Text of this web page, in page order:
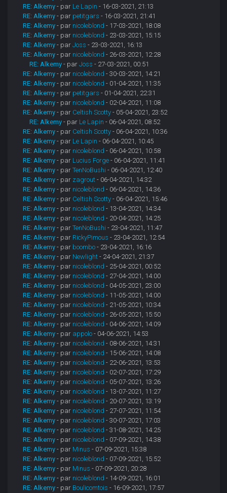
RE: Alkemy - par Le Lapin - 16-03-2021, 21:13
RE: Alkemy - par petitgars - 16-03-2021, 21:41
RE: Alkemy - par nicoleblond - 17-03-2021, 18:08
RE: Alkemy - par nicoleblond - 23-03-2021, 15:15
RE: Alkemy - parJoss - 23-03-2021, 16:13
RE: Alkemy - par nicoleblond - 26-03-2021, 12:28
RE: Alkemy - parJoss - 27-03-2021, 00:51
RE: Alkemy - par nicoleblond - 30-03-2021, 14:21
RE: Alkemy - par nicoleblond - 01-04-2021, 11:35
RE: Alkemy - par petitgars - 01-04-2021, 22:31
RE: Alkemy - par nicoleblond - 02-04-2021, 11:08
RE: Alkemy - par Celtish Scotty - 05-04-2021, 23:52
RE: Alkemy - par Le Lapin - 06-04-2021, 08:52
RE: Alkemy - par Celtish Scotty - 06-04-2021, 10:36
RE: Alkemy - par Le Lapin - 06-04-2021, 10:45
RE: Alkemy - par nicoleblond - 06-04-2021, 10:58
RE: Alkemy - par Lucius Forge - 06-04-2021, 11:41
RE: Alkemy - parTenNoBushi - 06-04-2021, 12:40
RE: Alkemy - par zagrout - 06-04-2021, 14:32
RE: Alkemy - par nicoleblond - 06-04-2021, 14:36
RE: Alkemy - par Celtish Scotty - 06-04-2021, 15:46
RE: Alkemy - par nicoleblond - 13-04-2021, 14:34
RE: Alkemy - par nicoleblond - 20-04-2021, 14:25
RE: Alkemy - parTenNoBushi - 23-04-2021, 11:47
RE: Alkemy - par RickyPimous - 23-04-2021, 12:54
RE: Alkemy - par boombo - 23-04-2021, 16:16
RE: Alkemy - par Newlight - 24-04-2021, 21:37
RE: Alkemy - par nicoleblond - 25-04-2021, 00:52
RE: Alkemy - par nicoleblond - 27-04-2021, 14:00
RE: Alkemy - par nicoleblond - 04-05-2021, 23:00
RE: Alkemy - par nicoleblond - 11-05-2021, 14:00
RE: Alkemy - par nicoleblond - 21-05-2021, 10:34
RE: Alkemy - par nicoleblond - 26-05-2021, 15:50
RE: Alkemy - par nicoleblond - 04-06-2021, 14:09
RE: Alkemy - par appolo - 04-06-2021, 14:53
RE: Alkemy - par nicoleblond - 08-06-2021, 14:31
RE: Alkemy - par nicoleblond - 15-06-2021, 14:08
RE: Alkemy - par nicoleblond - 22-06-2021, 13:53
RE: Alkemy - par nicoleblond - 02-07-2021, 17:29
RE: Alkemy - par nicoleblond - 05-07-2021, 13:26
RE: Alkemy - par nicoleblond - 13-07-2021, 11:27
RE: Alkemy - par nicoleblond - 20-07-2021, 13:19
RE: Alkemy - par nicoleblond - 27-07-2021, 11:54
RE: Alkemy - par nicoleblond - 30-07-2021, 17:03
RE: Alkemy - par nicoleblond - 31-08-2021, 14:25
RE: Alkemy - par nicoleblond - 07-09-2021, 14:38
RE: Alkemy - par Minus - 07-09-2021, 15:38
RE: Alkemy - par nicoleblond - 07-09-2021, 15:52
RE: Alkemy - par Minus - 07-09-2021, 20:28
RE: Alkemy - par nicoleblond - 14-09-2021, 16:01
RE: Alkemy - par Boulicomtois - 16-09-2021, 17:57